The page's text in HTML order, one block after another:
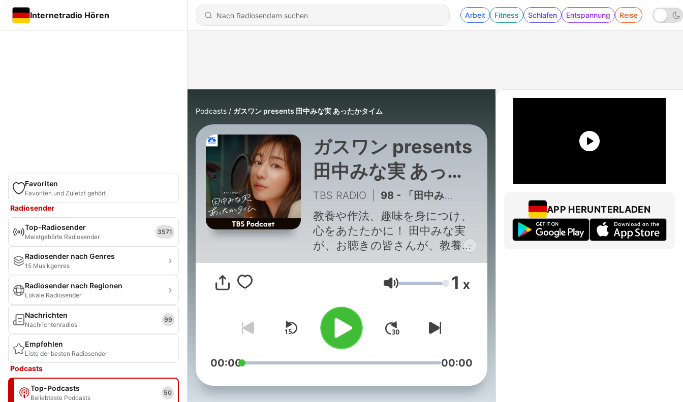
Internetradio Hören Arbeit Fitness Schlafen Entspannung Reise
Favoriten
Favoriten und Zuletzt gehört
Radiosender
Top-Radiosender
Meistgehörte Radiosender
3571
Radiosender nach Genres
15 Musikgenres
Radiosender nach Regionen
Lokale Radiosender
Nachrichten
Nachrichtenradios
99
Empfohlen
Liste der besten Radiosender
Podcasts
Top-Podcasts
Beliebteste Podcasts
50
Podcasts ガスワン presents 田中みな実 あったかタイム
ガスワン presents
田中みな実 あった
かタイム
TBS RADIO 98 - 「田中みな実、大河俳優をお迎えする」2026年7月25日放送：ふかわりょうさんゲスト回
教養や作法、趣味を身につけ、
心をあたたかに！ 田中みな実
が、お聴きの皆さんが、教養・
作法・趣味を身につけ、 より人
生を楽しく、より素敵な人物に
なるための人間力向上トークバ
ラエティー番組です。 毎回各界
のスペシャリストをお迎えし
て、人生を豊かにするヒントを
教えて頂きます。 制作：TBSラ
ジオ TBS Podcast：
https://www.tbsradio.jp/podcast/
Lautstärke 1 x
00:00 00:00
APP HERUNTERLADEN